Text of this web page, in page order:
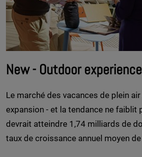
New - Outdoor experience
Le marché des vacances de plein
expansion - et la tendance ne faiblit
devrait atteindre 1,74 milliards de
taux de croissance annuel moyen de